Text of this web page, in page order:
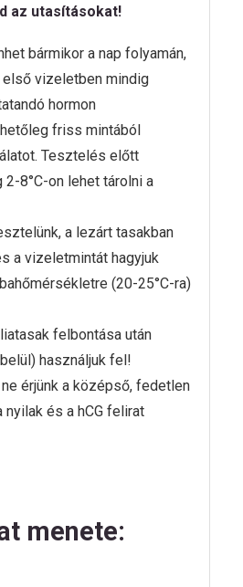
az utasításokat!
bármikor a nap folyamán,
első vizeletben mindig
hormon
friss mintából
Tesztelés előtt
2-8°C-on lehet tárolni a
a lezárt tasakban
a vizeletmintát hagyjuk
(20-25°C-ra)
felbontása után
használjuk fel!
érjünk a középső, fedetlen
nyilak és a hCG felirat
menete: